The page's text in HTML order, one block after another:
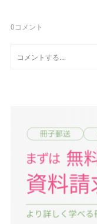
0コメント